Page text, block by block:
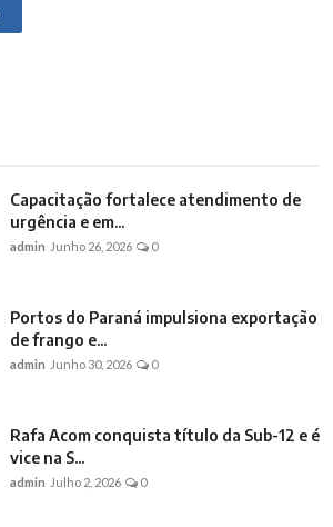
Capacitação fortalece atendimento de
urgência e em...
admin Junho 26, 2026 0
Portos do Paraná impulsiona exportação
de frango e...
admin Junho 30, 2026 0
Rafa Acom conquista título da Sub-12 e é
vice na S...
admin Julho 2, 2026 0